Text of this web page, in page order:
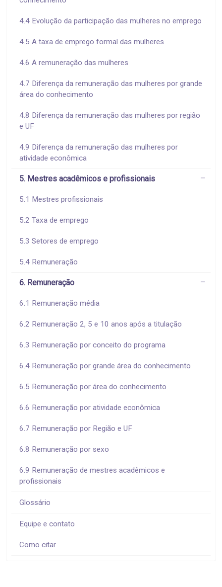
4.4 Evolução da participação das mulheres no emprego
4.5 A taxa de emprego formal das mulheres
4.6 A remuneração das mulheres
4.7 Diferença da remuneração das mulheres por grande
área do conhecimento
4.8 Diferença da remuneração das mulheres por região
e UF
4.9 Diferença da remuneração das mulheres por
atividade econômica
5. Mestres acadêmicos e profissionais
5.1 Mestres profissionais
5.2 Taxa de emprego
5.3 Setores de emprego
5.4 Remuneração
6. Remuneração
6.1 Remuneração média
6.2 Remuneração 2, 5 e 10 anos após a titulação
6.3 Remuneração por conceito do programa
6.4 Remuneração por grande área do conhecimento
6.5 Remuneração por área do conhecimento
6.6 Remuneração por atividade econômica
6.7 Remuneração por Região e UF
6.8 Remuneração por sexo
6.9 Remuneração de mestres acadêmicos e
profissionais
Glossário
Equipe e contato
Como citar